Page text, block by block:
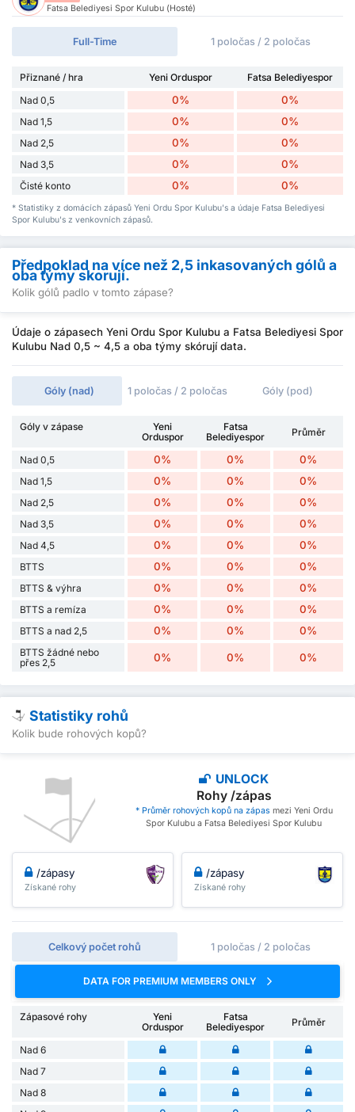
Fatsa Belediyesi Spor Kulubu (Hosté)
Full-Time 1 poločas / 2 poločas
Přiznané / hra Yeni Orduspor
Fatsa Belediyespor
Nad 0,5
0% 0%
Nad 1,5 0% 0%
Nad 2,5 0% 0%
Nad 3,5 0% 0%
Čisté konto 0% 0%
* Statistiky z domácích zápasů Yeni Ordu Spor Kulubu's a údaje Fatsa Belediyesi
Spor Kulubu's z venkovních zápasů.
Předpoklad na více než 2,5 inkasovaných gólů a
oba týmy skorují.
Kolik gólů padlo v tomto zápase?
Údaje o zápasech Yeni Ordu Spor Kulubu a Fatsa Belediyesi Spor
Kulubu Nad 0,5 ~ 4,5 a oba týmy skórují data.
Góly (nad) 1 poločas / 2 poločas Góly (pod)
Góly v zápase
Yeni
Orduspor
Fatsa
Belediyespor
Průměr
Nad 0,5 0% 0% 0%
Nad 1,5 0% 0% 0%
Nad 2,5 0% 0% 0%
Nad 3,5 0% 0% 0%
Nad 4,5 0% 0% 0%
BTTS 0% 0% 0%
BTTS & výhra 0% 0% 0%
BTTS a remíza 0% 0% 0%
BTTS a nad 2,5 0% 0% 0%
BTTS žádné nebo
přes 2,5
0% 0% 0%
Statistiky rohů
Kolik bude rohových kopů?
UNLOCK
Rohy /zápas
* Průměr rohových kopů na zápas mezi Yeni Ordu
Spor Kulubu a Fatsa Belediyesi Spor Kulubu
/zápasy
Získané rohy
/zápasy
Získané rohy
Celkový počet rohů 1 poločas / 2 poločas
DATA FOR PREMIUM MEMBERS ONLY
Zápasové rohy
Yeni
Orduspor
Fatsa
Belediyespor
Průměr
Nad 6
Nad 7
Nad 8